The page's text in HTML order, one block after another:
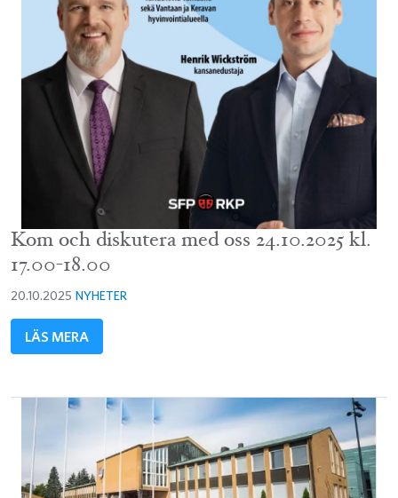
Kom och diskutera med oss 24.10.2025 kl.
17.00-18.00
20.10.2025 NYHETER
LÄS MERA